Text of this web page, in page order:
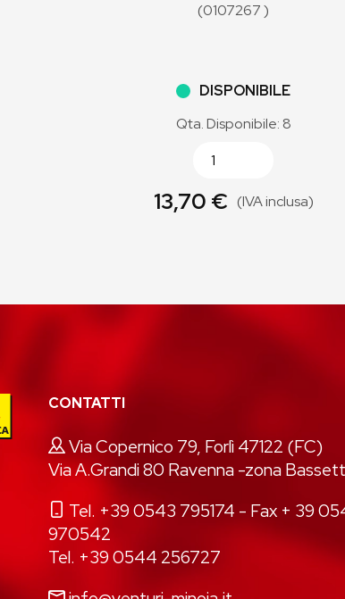
(0107267 )
DISPONIBILE
Qta. Disponibile: 8
13,70 € (IVA inclusa)
CONTATTI
Via Copernico 79, Forlì 47122 (FC)
Via A.Grandi 80 Ravenna -zona
Tel. +39 0543 795174 - Fax + 39
970542
Tel. +39 0544 256727